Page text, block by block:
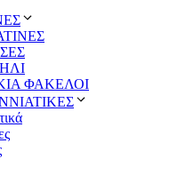
ΦΑΚΕΛΟΙ